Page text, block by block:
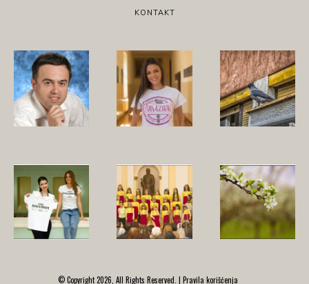
KONTAKT
© Copyright 2026, All Rights Reserved. | Pravila korišćenja